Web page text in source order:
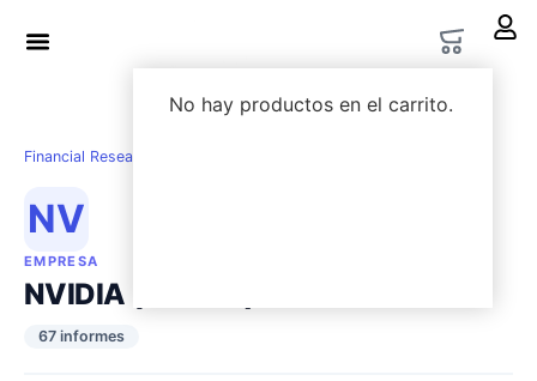
No hay productos en el carrito.
Financial Research
NV
EMPRESA
NVIDIA ($NVDA)
67 informes